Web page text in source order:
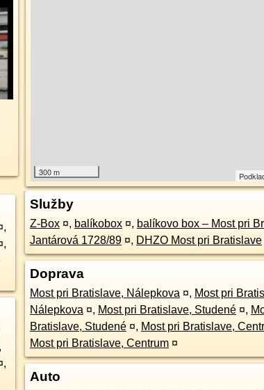
300 m
,
,
,
,
Služby
Z-Box ¤, balíkobox ¤, balíkovo box – Most pri
Jantárová 1728/89 ¤, DHZO Most pri Bratislave
Doprava
Most pri Bratislave, Nálepkova ¤, Most pri
Nálepkova ¤, Most pri Bratislave, Studené ¤,
Bratislave, Studené ¤, Most pri Bratislave,
Most pri Bratislave, Centrum ¤
Auto